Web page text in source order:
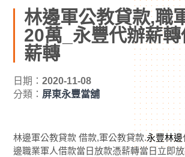
林邊軍公教貸款,職
20萬_永豐代辦薪
薪轉
日期：2020-11-08
分類： 屏東永豐當舖
林邊軍公教貸款 借款,軍公教貸款.永豐林邊
邊職業軍人借款當日放款憑薪轉當日立即